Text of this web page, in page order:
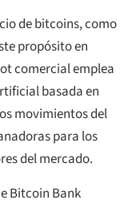
de bitcoins, como
propósito en
comercial emplea
basada en
movimientos del
para los
del mercado.
Bitcoin Bank